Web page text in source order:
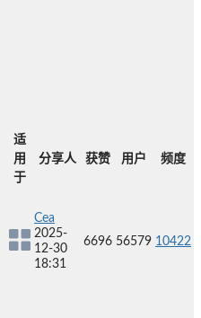
适
用
于
分享人 获赞 用户 频度
Cea
2025-
12-30
18:31
6696 56579 10422